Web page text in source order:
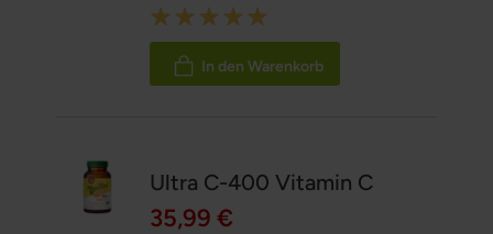
Rating:
100%
In den Warenkorb
Ultra C-400 Vitamin C
35,99 €